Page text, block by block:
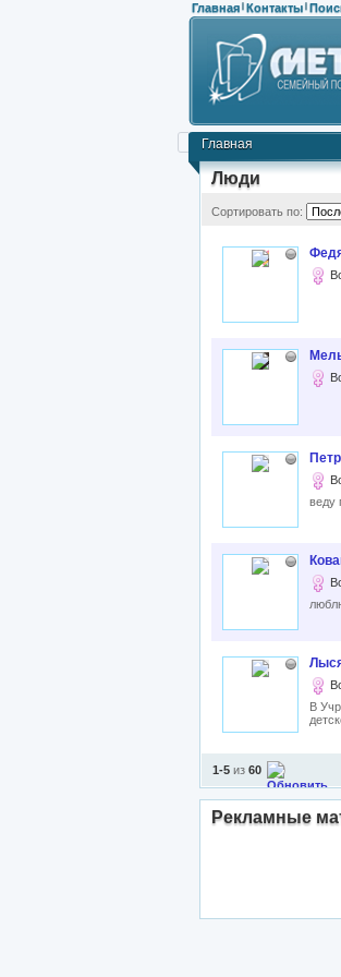
Главная | Контакты |
Главная
Люди
Сортировать по:
веду
В
1-5 из 60
Рекламные